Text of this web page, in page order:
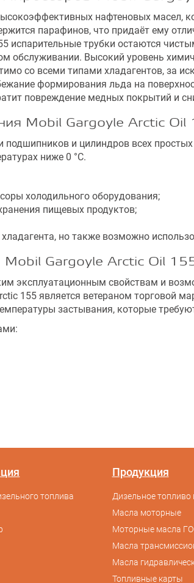
нафтеновых масел,
парафинов, что придаёт ему
испарительные трубки остаются
обслуживании. Высокий уровень
со всеми типами хладагентов, за
формирования льда на
повреждение медных покрытий и
Mobil Gargoyle Arctic Oil
и цилиндров всех
ниже 0 °С.
холодильного оборудования;
пищевых продуктов;
но также возможно
Gargoyle Arctic Oil
эксплуатационным свойствам и
155 является ветераном торговой
застывания, которые
топлива
Продукция
Дизельное топливо
Масла моторные
Моторные масла
Масла
Масла
Топливные карты